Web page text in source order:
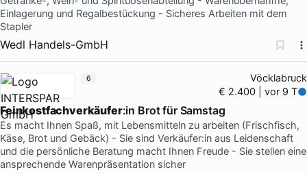
Einlagerung und Regalbestückung - Sicheres Arbeiten mit dem
Stapler
Wedl Handels-GmbH
Vöcklabruck
€ 2.400 | vor 9 T
Feinkostfachverkäufer:in Brot für Samstag
Es macht Ihnen Spaß, mit Lebensmitteln zu arbeiten (Frischfisch,
Käse, Brot und Gebäck) - Sie sind Verkäufer:in aus Leidenschaft
und die persönliche Beratung macht Ihnen Freude - Sie stellen eine
ansprechende Warenpräsentation sicher
6